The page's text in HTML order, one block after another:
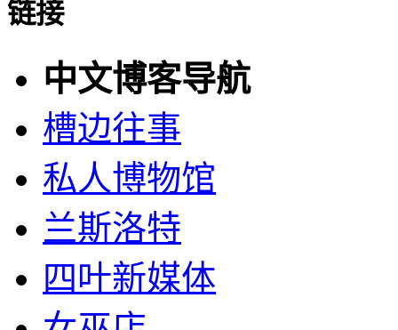
链接
中文博客导航
槽边往事
私人博物馆
兰斯洛特
四叶新媒体